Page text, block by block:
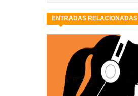
ENTRADAS RELACIONADAS